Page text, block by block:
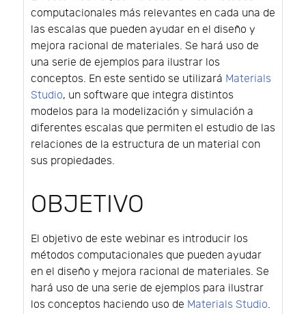
computacionales más relevantes en cada una de
las escalas que pueden ayudar en el diseño y
mejora racional de materiales. Se hará uso de
una serie de ejemplos para ilustrar los
conceptos. En este sentido se utilizará Materials
Studio, un software que integra distintos
modelos para la modelización y simulación a
diferentes escalas que permiten el estudio de las
relaciones de la estructura de un material con
sus propiedades.
OBJETIVO
El objetivo de este webinar es introducir los
métodos computacionales que pueden ayudar
en el diseño y mejora racional de materiales. Se
hará uso de una serie de ejemplos para ilustrar
los conceptos haciendo uso de Materials Studio.